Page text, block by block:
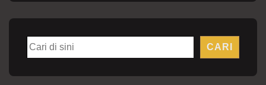
Cari
CARI